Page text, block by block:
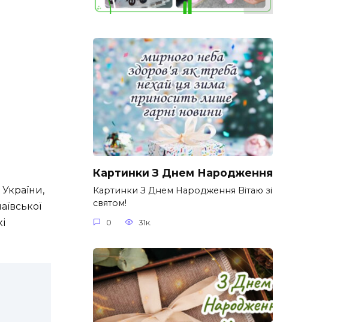
Картинки З Днем Народження
Картинки З Днем Народження Вітаю зі
святом!
0 31к.